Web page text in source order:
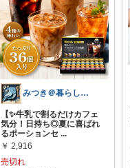
みつき＠暮らしのお気に入り
【✨牛乳で割るだけカフェ
気分！日持ち◎夏に喜ばれ
るポーションセ ...
￥ 2,916
売切れ